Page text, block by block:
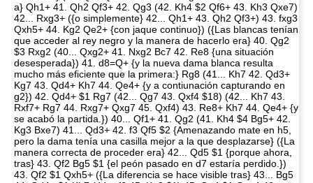
a} Qh1+ 41. Qh2 Qf3+ 42. Qg3 (42. Kh4 $2 Qf6+ 43. Kh3 Qxe7)
42... Rxg3+ ({o simplemente} 42... Qh1+ 43. Qh2 Qf3+) 43. fxg3
Qxh5+ 44. Kg2 Qe2+ {con jaque continuo}) ({Las blancas tenían
que acceder al rey negro y la manera de hacerlo era} 40. Qg2
$3 Rxg2 (40... Qxg2+ 41. Nxg2 Bc7 42. Re8 {una situación
desesperada}) 41. d8=Q+ {y la nueva dama blanca resulta
mucho más eficiente que la primera:} Rg8 (41... Kh7 42. Qd3+
Kg7 43. Qd4+ Kh7 44. Qe4+ {y a contiunación capturando en
g2}) 42. Qd4+ $1 Rg7 (42... Qg7 43. Qxf4 $18) (42... Kh7 43.
Rxf7+ Rg7 44. Rxg7+ Qxg7 45. Qxf4) 43. Re8+ Kh7 44. Qe4+ {y
se acabó la partida.}) 40... Qf1+ 41. Qg2 (41. Kh4 $4 Bg5+ 42.
Kg3 Bxe7) 41... Qd3+ 42. f3 Qf5 $2 {Amenazando mate en h5,
pero la dama tenía una casilla mejor a la que desplazarse} ({La
manera correcta de proceder era} 42... Qd5 $1 {porque ahora,
tras} 43. Qf2 Bg5 $1 {el peón pasado en d7 estaría perdido.})
43. Qf2 $1 Qxh5+ ({La diferencia se hace visible tras} 43... Bg5